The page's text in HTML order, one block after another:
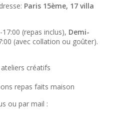
Paris 15ème, 17 villa
17:00 (repas inclus), Demi-
(avec collation ou goûter).
créatifs
repas faits maison
ou par mail :